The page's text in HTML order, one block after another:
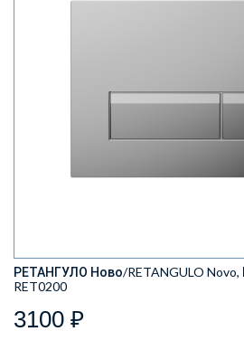
РЕТАНГУЛО Ново/RETANGULO
RET0200
3100 ₽